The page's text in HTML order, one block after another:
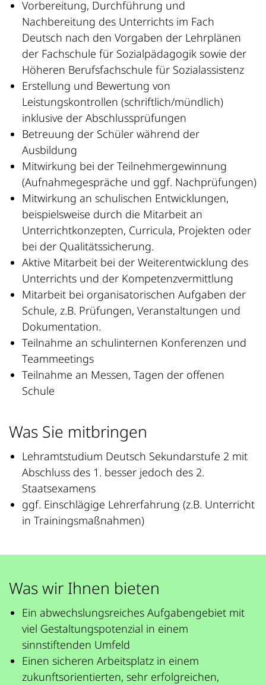
Vorbereitung, Durchführung und
Nachbereitung des Unterrichts im Fach
Deutsch nach den Vorgaben der Lehrplänen
der Fachschule für Sozialpädagogik sowie der
Höheren Berufsfachschule für Sozialassistenz
Erstellung und Bewertung von
Leistungskontrollen (schriftlich/mündlich)
inklusive der Abschlussprüfungen
Betreuung der Schüler während der
Ausbildung
Mitwirkung bei der Teilnehmergewinnung
(Aufnahmegespräche und ggf. Nachprüfungen)
Mitwirkung an schulischen Entwicklungen,
beispielsweise durch die Mitarbeit an
Unterrichtkonzepten, Curricula, Projekten oder
bei der Qualitätssicherung.
Aktive Mitarbeit bei der Weiterentwicklung des
Unterrichts und der Kompetenzvermittlung
Mitarbeit bei organisatorischen Aufgaben der
Schule, z.B. Prüfungen, Veranstaltungen und
Dokumentation.
Teilnahme an schulinternen Konferenzen und
Teammeetings
Teilnahme an Messen, Tagen der offenen
Schule
Was Sie mitbringen
Lehramtstudium Deutsch Sekundarstufe 2 mit
Abschluss des 1. besser jedoch des 2.
Staatsexamens
ggf. Einschlägige Lehrerfahrung (z.B. Unterricht
in Trainingsmaßnahmen)
Was wir Ihnen bieten
Ein abwechslungsreiches Aufgabengebiet mit
viel Gestaltungspotenzial in einem
sinnstiftenden Umfeld
Einen sicheren Arbeitsplatz in einem
zukunftsorientierten, sehr erfolgreichen,